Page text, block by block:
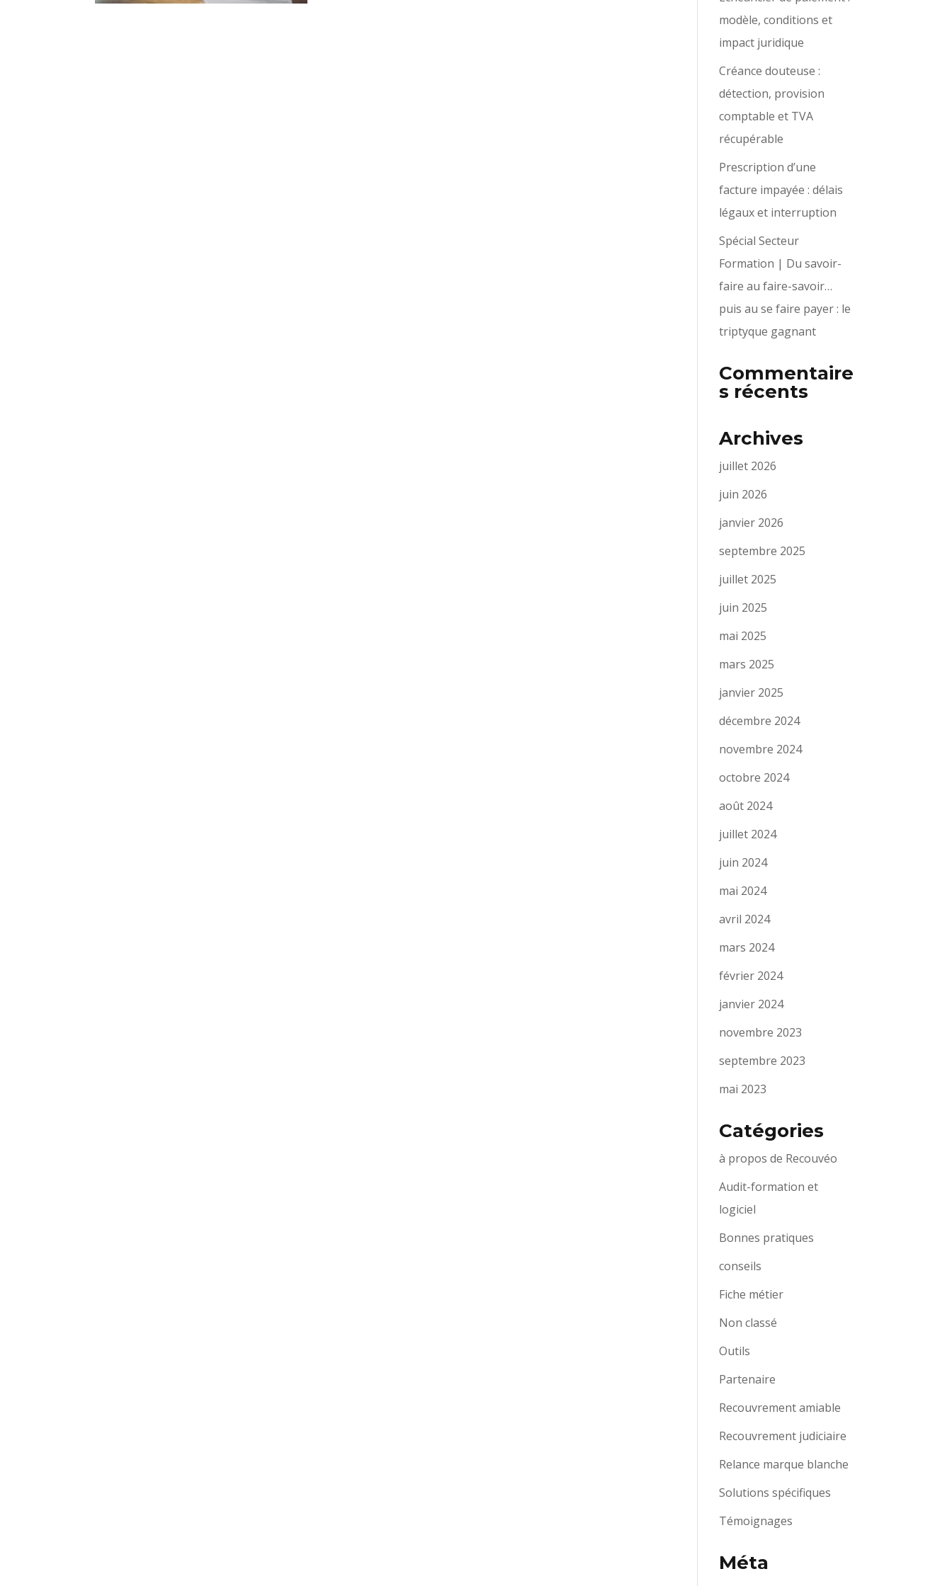
modèle, conditions et
impact juridique
Créance douteuse :
détection, provision
comptable et TVA
récupérable
Prescription d’une
facture impayée : délais
légaux et interruption
Spécial Secteur
Formation | Du savoir-
faire au faire-savoir…
puis au se faire payer : le
triptyque gagnant
Commentaire
s récents
Archives
juillet 2026
juin 2026
janvier 2026
septembre 2025
juillet 2025
juin 2025
mai 2025
mars 2025
janvier 2025
décembre 2024
novembre 2024
octobre 2024
août 2024
juillet 2024
juin 2024
mai 2024
avril 2024
mars 2024
février 2024
janvier 2024
novembre 2023
septembre 2023
mai 2023
Catégories
à propos de Recouvéo
Audit-formation et
logiciel
Bonnes pratiques
conseils
Fiche métier
Non classé
Outils
Partenaire
Recouvrement amiable
Recouvrement judiciaire
Relance marque blanche
Solutions spécifiques
Témoignages
Méta